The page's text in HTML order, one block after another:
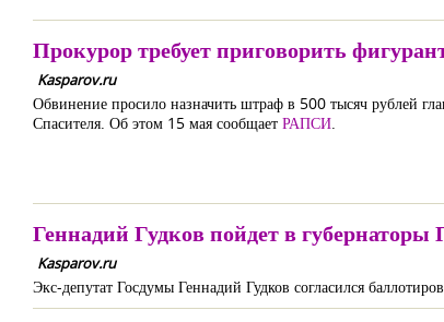
Прокурор требует приговорить
Kasparov.ru
Обвинение просило назначить штраф в 500 тысяч рублей
Спасителя. Об этом 15 мая сообщает РАПСИ.
Геннадий Гудков пойдет в
Kasparov.ru
Экс-депутат Госдумы Геннадий Гудков согласился